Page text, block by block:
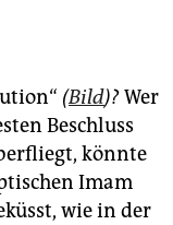
(Bild)?Wer
Beschluss
könnte
Imam
wie in der